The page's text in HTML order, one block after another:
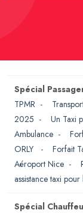
Spécial
TPMR -
2025 - Un Taxi
Ambulance -
ORLY
- Forfait
Aéroport Nice -
assistance taxi pour
Spécial